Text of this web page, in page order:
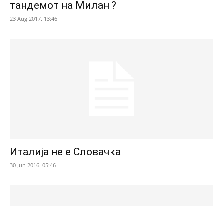
тандемот на Милан ?
23 Aug 2017. 13:46
Италија не е Словачка
30 Jun 2016. 05:46